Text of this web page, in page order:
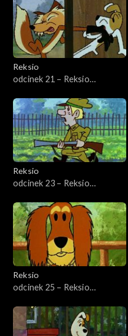
Reksio
odcinek 21 – Reksio
Reksio
odcinek 23 – Reksio
Reksio
odcinek 25 – Reksio